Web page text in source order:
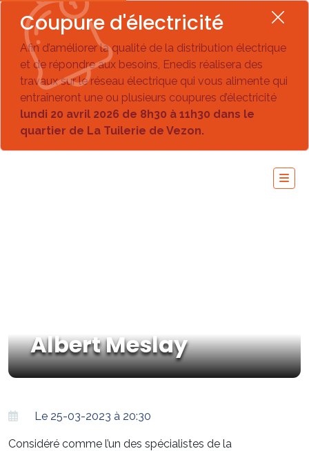
Coupure d'électricité
Afin d’améliorer la qualité de la distribution électrique
et de répondre aux besoins, Enedis réalisera des
travaux sur le réseau électrique qui vous alimente qui
entraîneront une ou plusieurs coupures d’électricité
lundi 20 avril 2026 de 8h30 à 11h30 dans le
quartier de La Tuilerie de Vezon.
Albert Meslay
Le 25-03-2023 à 20:30
Considéré comme l’un des spécialistes de la